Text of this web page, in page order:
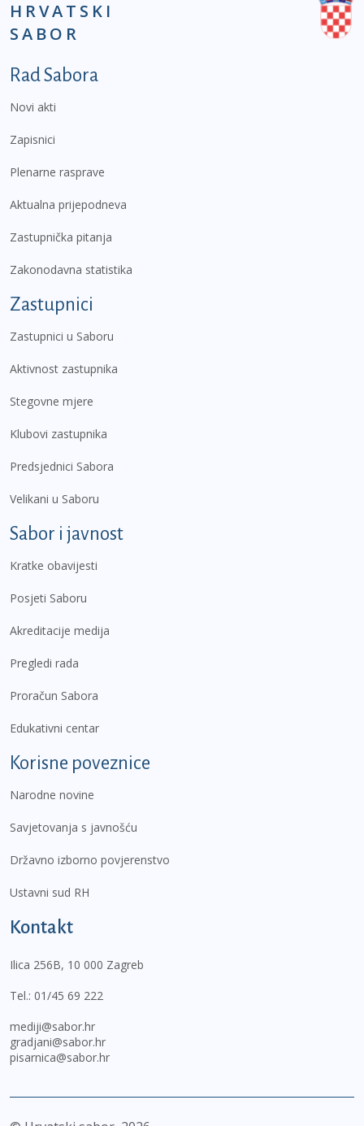
HRVATSKI
SABOR
Podnožje prvi izbornik
Rad Sabora
Novi akti
Zapisnici
Plenarne rasprave
Aktualna prijepodneva
Zastupnička pitanja
Zakonodavna statistika
Zastupnici
Zastupnici u Saboru
Aktivnost zastupnika
Stegovne mjere
Klubovi zastupnika
Predsjednici Sabora
Velikani u Saboru
Sabor i javnost
Kratke obavijesti
Posjeti Saboru
Akreditacije medija
Pregledi rada
Proračun Sabora
Edukativni centar
Korisne poveznice
Narodne novine
Savjetovanja s javnošću
Državno izborno povjerenstvo
Ustavni sud RH
Kontakt
Ilica 256B, 10 000 Zagreb
Tel.: 01/45 69 222
mediji@sabor.hr
gradjani@sabor.hr
pisarnica@sabor.hr